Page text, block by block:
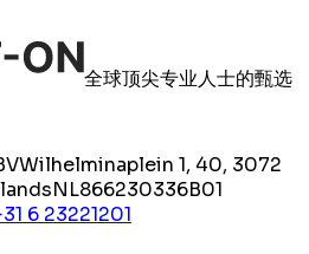
全球顶尖专业人士的甄选
Wilhelminaplein 1, 40, 3072
NL866230336B01
6 23221201